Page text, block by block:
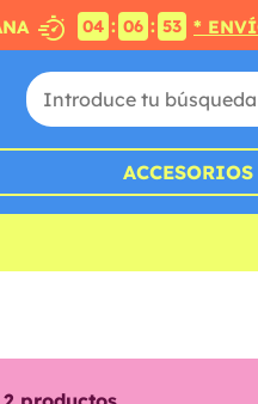
04 : 06 : 52 *
ACCESORIOS